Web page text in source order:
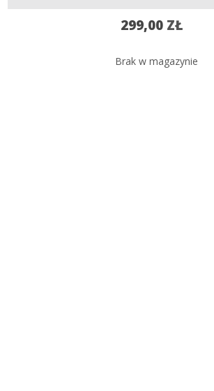
299,00 ZŁ
Brak w magazynie